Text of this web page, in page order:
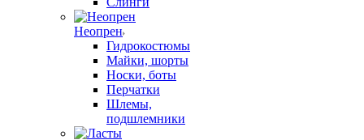
Неопрен
Гидрокостюмы
Майки, шорты
Носки, боты
Перчатки
Шлемы,
подшлемники